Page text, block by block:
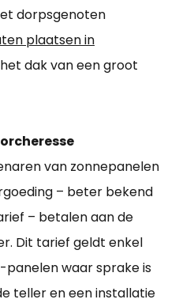
dorpsgenoten
plaatsen in
dak van een groot
van zonnepanelen
– beter bekend
– betalen aan de
Dit tarief geldt enkel
waar sprake is
teller en een installatie